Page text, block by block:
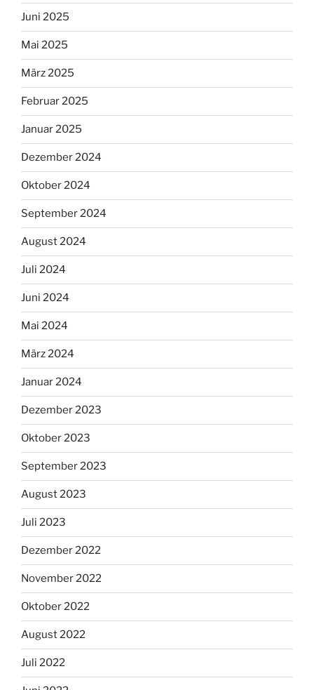
Juni 2025
Mai 2025
März 2025
Februar 2025
Januar 2025
Dezember 2024
Oktober 2024
September 2024
August 2024
Juli 2024
Juni 2024
Mai 2024
März 2024
Januar 2024
Dezember 2023
Oktober 2023
September 2023
August 2023
Juli 2023
Dezember 2022
November 2022
Oktober 2022
August 2022
Juli 2022